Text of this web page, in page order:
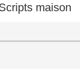
maison